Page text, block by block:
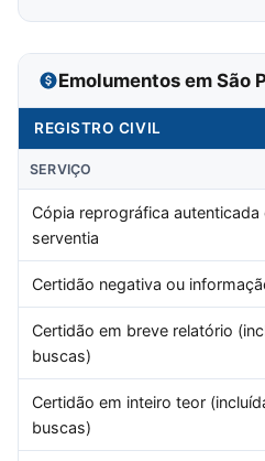
Emolumentos em São
REGISTRO CIVIL
SERVIÇO
Cópia reprográfica autenticada
serventia
Certidão negativa ou
Certidão em breve relatório
buscas)
Certidão em inteiro teor
buscas)